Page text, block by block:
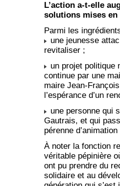
L’action a-t-elle
solutions mises en
Parmi les
une jeunesse
revitaliser ;
un projet politique
continue par une
maire Jean-
l’espérance d’un
une personne qui
Gautrais, et qui
pérenne
À noter la fonction
véritable pépinière
ont pu prendre du
solidaire et au